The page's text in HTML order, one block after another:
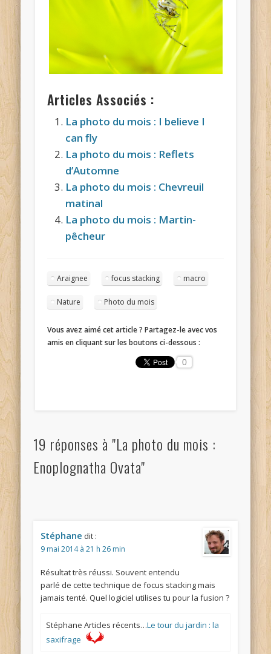
Articles Associés :
La photo du mois : I believe I
can fly
La photo du mois : Reflets
d’Automne
La photo du mois : Chevreuil
matinal
La photo du mois : Martin-
pêcheur
Araignee focus stacking macro
Nature Photo du mois
Vous avez aimé cet article ? Partagez-le avec vos
amis en cliquant sur les boutons ci-dessous :
0
19 réponses à "La photo du mois :
Enoplognatha Ovata"
Stéphane dit :
9 mai 2014 à 21 h 26 min
Résultat très réussi. Souvent entendu
parlé de cette technique de focus stacking mais
jamais tenté. Quel logiciel utilises tu pour la fusion ?
Stéphane Articles récents…Le tour du jardin : la
saxifrage